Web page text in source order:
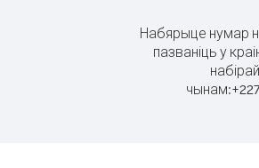
Набярыце нумар
пазваніць у
чынам:+